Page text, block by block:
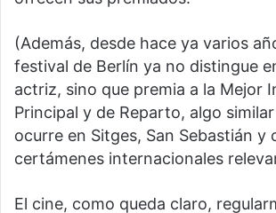
(Además, desde hace ya varios
festival de Berlín ya no distingue
actriz, sino que premia a la Mejor
Principal y de Reparto, algo
ocurre en Sitges, San Sebastián y
certámenes internacionales
El cine, como queda claro,